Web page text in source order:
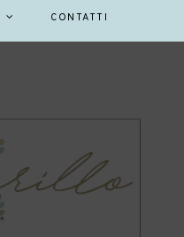
CONTATTI